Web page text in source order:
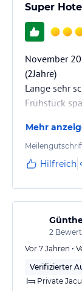
Super
November
(2Jahre)
Lange sehr
Frühstück
nach und
Zimmer
Mehr
Hilfreich
2
Vor 7 Jahren •
Verifizierter
Private